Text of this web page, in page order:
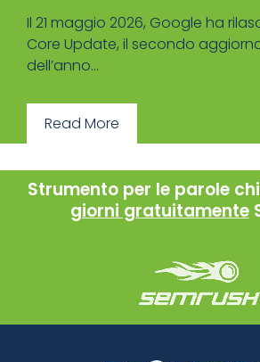
Il 21 maggio 2026, Google ha
Core Update, il secondo
dell’anno...
Read More
Strumento per le parole
giorni gratuitamente